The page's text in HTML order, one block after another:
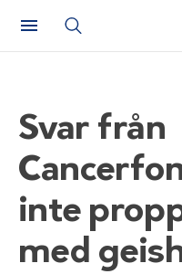
Svar från
inte
med